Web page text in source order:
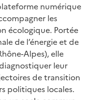
numérique
les
écologique. Portée
de l’énergie et de
Alpes), elle
leur
de transition
politiques locales.